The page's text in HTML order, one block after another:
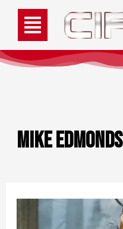
Mike Edmonds